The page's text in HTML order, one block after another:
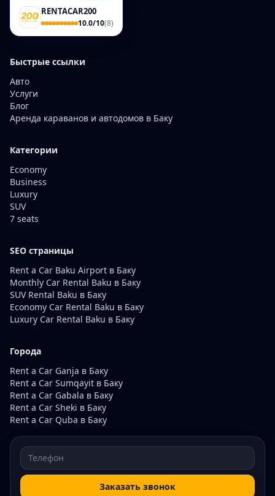
RENTACAR200
10.0/10(8)
Быстрые ссылки
Авто
Услуги
Блог
Аренда караванов и автодомов в Баку
Категории
Economy
Business
Luxury
SUV
7 seats
SEO страницы
Rent a Car Baku Airport в Баку
Monthly Car Rental Baku в Баку
SUV Rental Baku в Баку
Economy Car Rental Baku в Баку
Luxury Car Rental Baku в Баку
Города
Rent a Car Ganja в Баку
Rent a Car Sumqayit в Баку
Rent a Car Gabala в Баку
Rent a Car Sheki в Баку
Rent a Car Quba в Баку
Заказать звонок